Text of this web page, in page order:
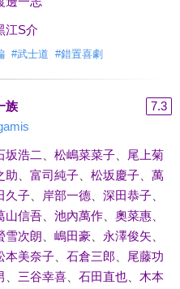
江S介
#武士道 #錯置喜劇
族
7.3
坂浩二 松嶋菜菜子、
尾上菊
助
富司純子、 松坂慶子、 萬
久子、 岸部一德、 深田恭子、
山信吾、 池內萬作、 奧菜惠、
雪次朗
嶋田豪 永澤俊矢
本美奈子、 石倉三郎
尾藤功
三谷幸喜、 石田直也、 木本